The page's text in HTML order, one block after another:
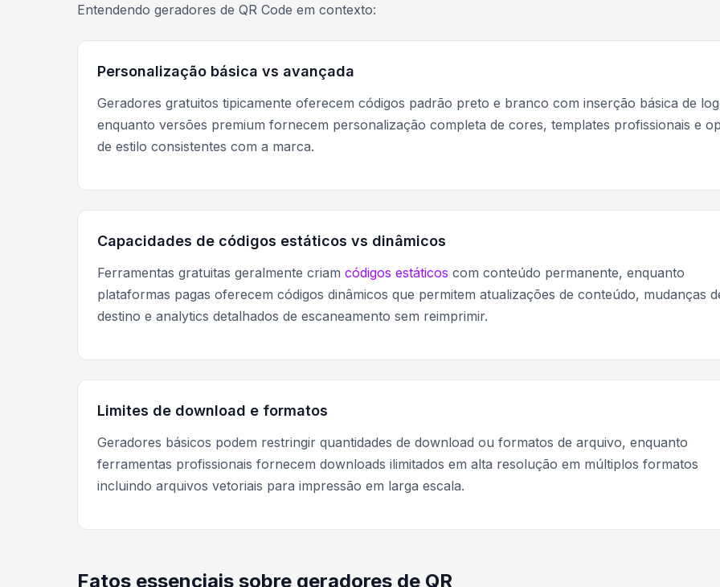
Entendendo geradores de QR Code em contexto:
Personalização básica vs avançada
Geradores gratuitos tipicamente oferecem códigos padrão preto e branco com inserção básica de
enquanto versões premium fornecem personalização completa de cores, templates profissionais e
de estilo consistentes com a marca.
Capacidades de códigos estáticos vs dinâmicos
Ferramentas gratuitas geralmente criam códigos estáticos com conteúdo permanente, enquanto
plataformas pagas oferecem códigos dinâmicos que permitem atualizações de conteúdo, mudanças
destino e analytics detalhados de escaneamento sem reimprimir.
Limites de download e formatos
Geradores básicos podem restringir quantidades de download ou formatos de arquivo, enquanto
ferramentas profissionais fornecem downloads ilimitados em alta resolução em múltiplos formatos
incluindo arquivos vetoriais para impressão em larga escala.
Fatos essenciais sobre geradores de QR